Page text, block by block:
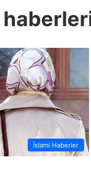
İslami Haberler